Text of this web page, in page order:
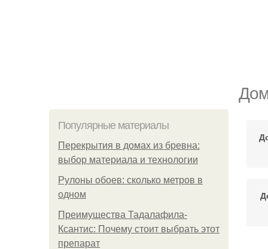
Популярные материалы
Перекрытия в домах из бревна:
выбор материала и технологии
Рулоны обоев: сколько метров в
одном
Преимущества Тадалафила-
Ксантис: Почему стоит выбрать этот
препарат